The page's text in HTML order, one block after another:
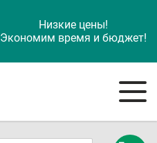
Низкие цены!
Экономим время и бюджет!